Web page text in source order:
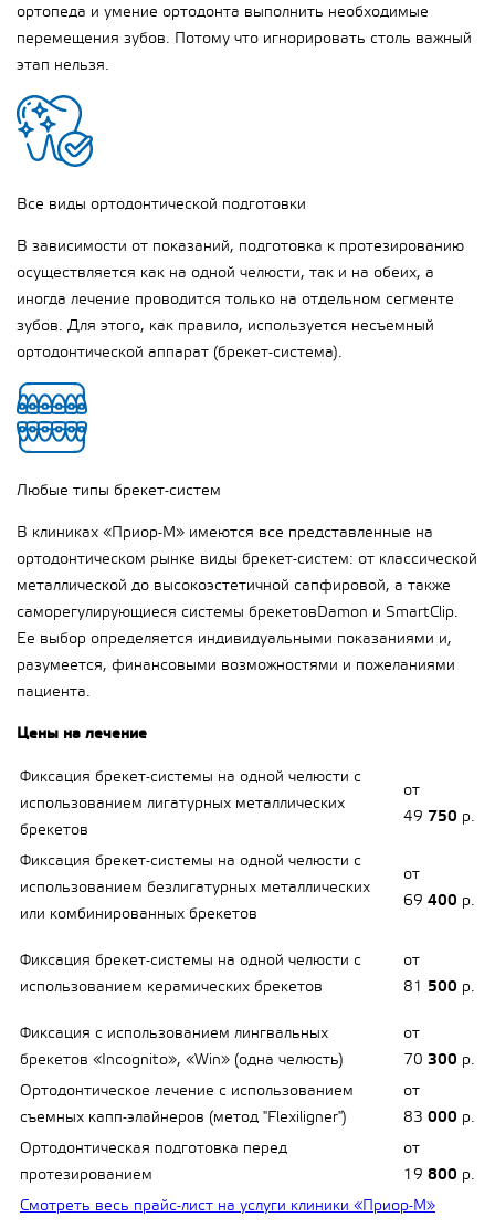
ортопеда и умение ортодонта выполнить необходимые
перемещения зубов. Потому что игнорировать столь важный
этап нельзя.
Все виды ортодонтической подготовки
В зависимости от показаний, подготовка к протезированию
осуществляется как на одной челюсти, так и на обеих, а
иногда лечение проводится только на отдельном сегменте
зубов. Для этого, как правило, используется несъемный
ортодонтической аппарат (брекет-система).
Любые типы брекет-систем
В клиниках «Приор-М» имеются все представленные на
ортодонтическом рынке виды брекет-систем: от классической
металлической до высокоэстетичной сапфировой, а также
саморегулирующиеся системы брекетовDamon и SmartClip.
Ее выбор определяется индивидуальными показаниями и,
разумеется, финансовыми возможностями и пожеланиями
пациента.
Цены на лечение
Фиксация брекет-системы на одной челюсти с
использованием лигатурных металлических
брекетов
от
49 750 р.
Фиксация брекет-системы на одной челюсти с
использованием безлигатурных металлических
или комбинированных брекетов
от
69 400 р.
Фиксация брекет-системы на одной челюсти с
использованием керамических брекетов
от
81 500 р.
Фиксация с использованием лингвальных
брекетов «Incognito», «Win» (одна челюсть)
от
70 300 р.
Ортодонтическое лечение с использованием
съемных капп-элайнеров (метод "Flexiligner")
от
83 000 р.
Ортодонтическая подготовка перед
протезированием
от
19 800 р.
Смотреть весь прайс-лист на услуги клиники «Приор-М»